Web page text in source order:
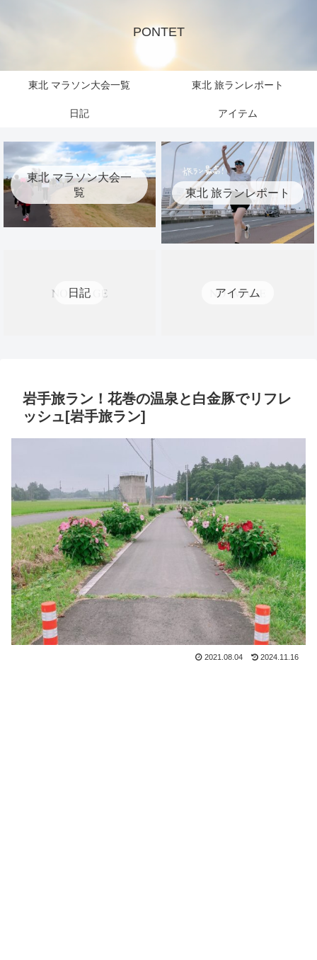
PONTET
東北 マラソン大会一覧 東北 旅ランレポート
日記 アイテム
東北 マラソン大会一
覧
東北 旅ランレポート
日記 アイテム
岩手旅ラン！花巻の温泉と白金豚でリフレ
ッシュ[岩手旅ラン]
2021.08.04 2024.11.16